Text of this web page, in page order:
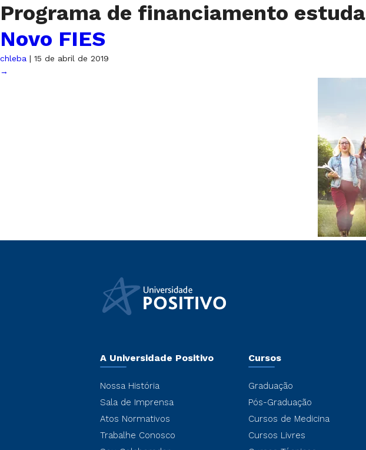
Programa de financiamento estuda
Novo FIES
chleba | 15 de abril de 2019
→
A Universidade Positivo
Nossa História
Sala de Imprensa
Atos Normativos
Trabalhe Conosco
Cursos
Graduação
Pós-Graduação
Cursos de Medicina
Cursos Livres